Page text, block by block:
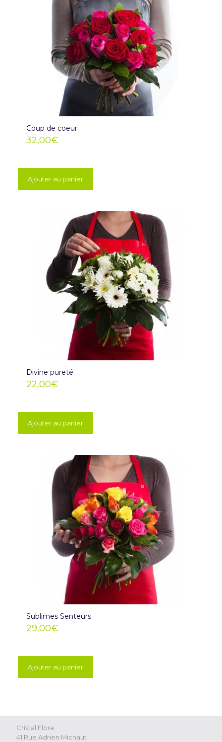
Coup de coeur
32,00€
Ajouter au panier
Divine pureté
22,00€
Ajouter au panier
Sublimes Senteurs
29,00€
Ajouter au panier
Cristal Flore
41 Rue Adrien Michaut